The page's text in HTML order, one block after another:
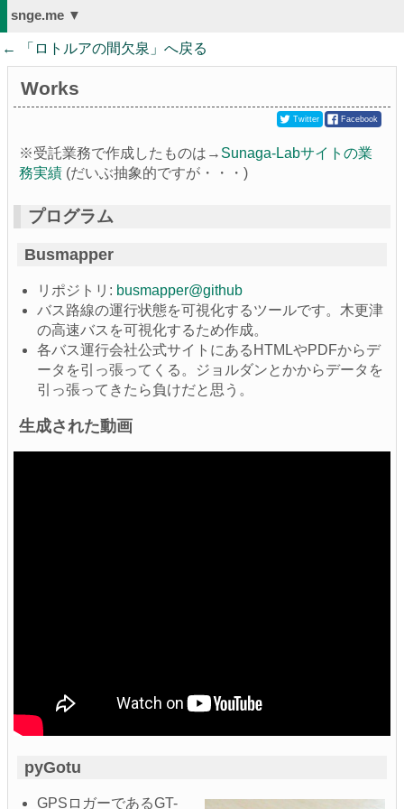
snge.me ▼
← 「 ロトルアの間欠泉 」へ戻る
Works
Twitter Facebook
※受託業務で作成したものは→ Sunaga-Labサイトの業
務実績 (だいぶ抽象的ですが・・・)
プログラム
Busmapper
リポジトリ: busmapper@github
バス路線の運行状態を可視化するツールです。木更津
の高速バスを可視化するため作成。
各バス運行会社公式サイトにあるHTMLやPDFからデ
ータを引っ張ってくる。ジョルダンとかからデータを
引っ張ってきたら負けだと思う。
生成された動画
pyGotu
GPSロガーであるGT-